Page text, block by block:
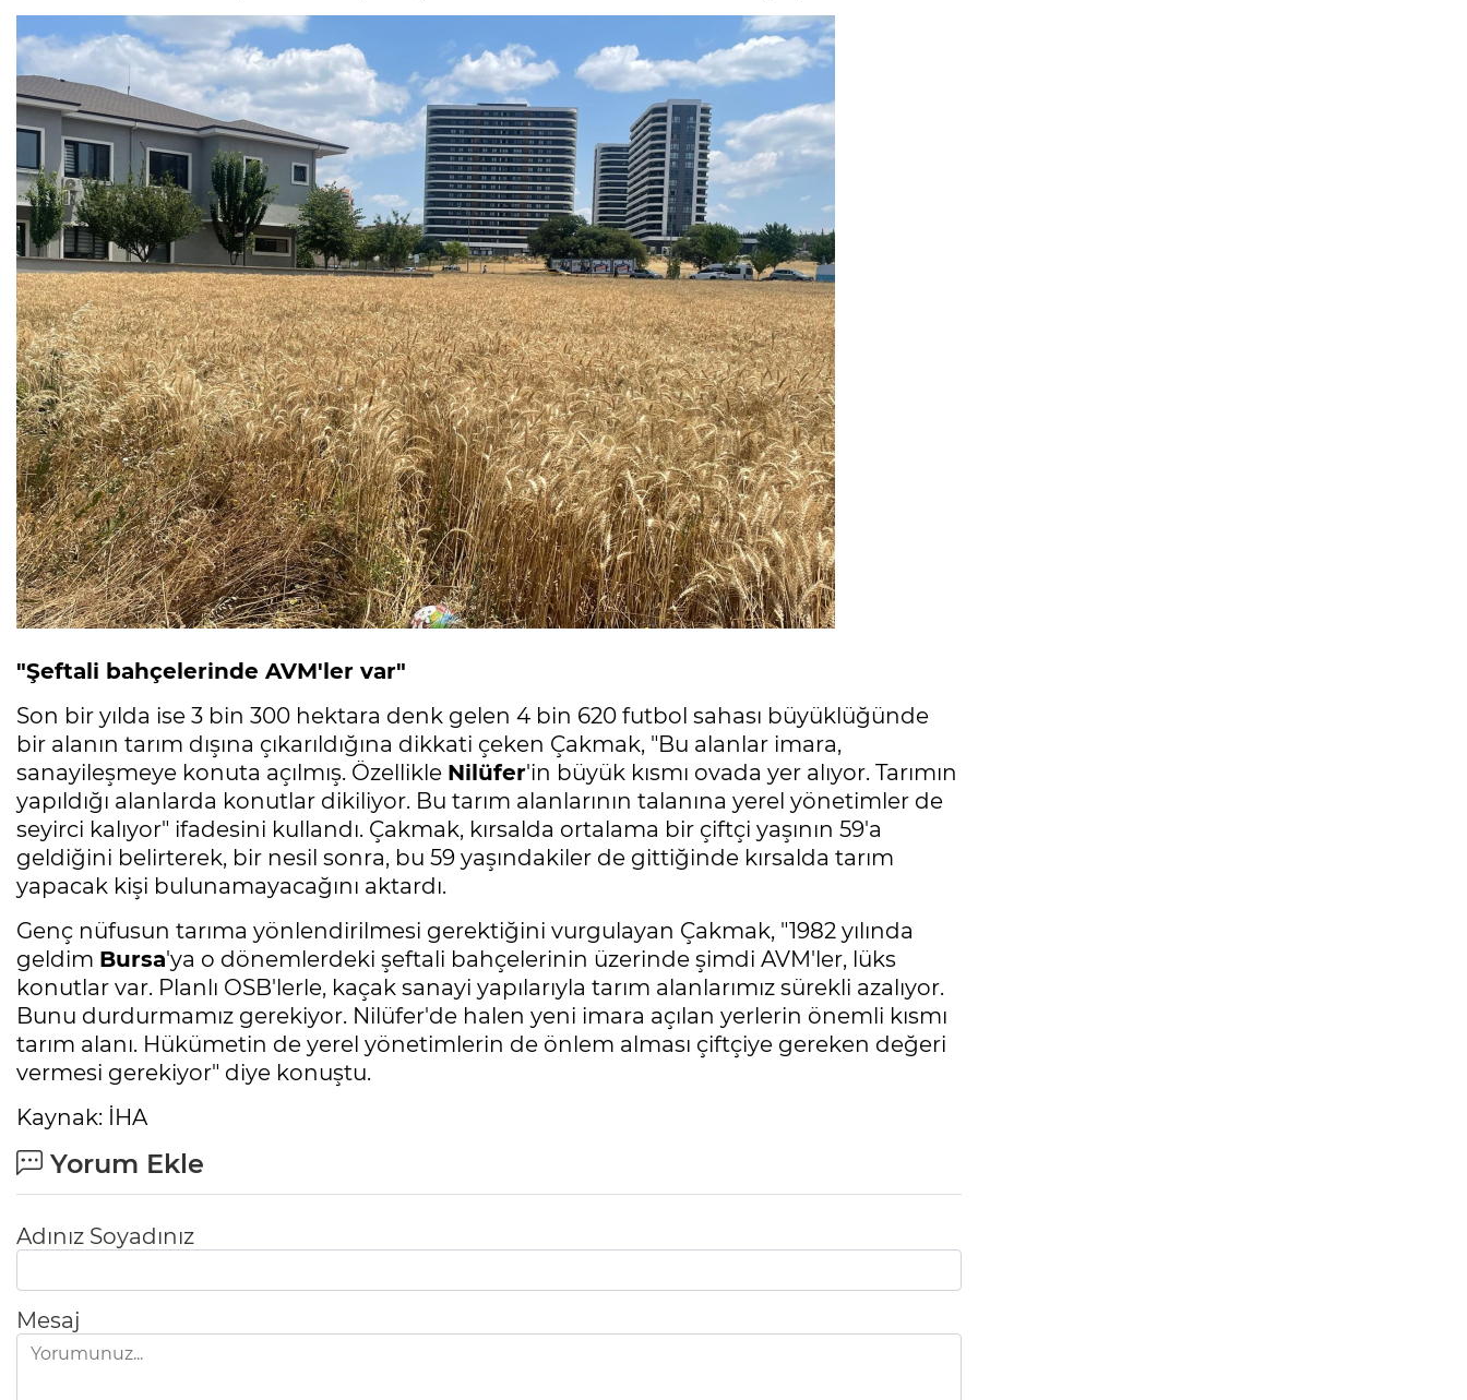
"Şeftali bahçelerinde AVM'ler var"
Son bir yılda ise 3 bin 300 hektara denk gelen 4 bin 620 futbol sahası büyüklüğünde
bir alanın tarım dışına çıkarıldığına dikkati çeken Çakmak, "Bu alanlar imara,
sanayileşmeye konuta açılmış. Özellikle Nilüfer'in büyük kısmı ovada yer alıyor. Tarımın
yapıldığı alanlarda konutlar dikiliyor. Bu tarım alanlarının talanına yerel yönetimler de
seyirci kalıyor" ifadesini kullandı. Çakmak, kırsalda ortalama bir çiftçi yaşının 59'a
geldiğini belirterek, bir nesil sonra, bu 59 yaşındakiler de gittiğinde kırsalda tarım
yapacak kişi bulunamayacağını aktardı.
Genç nüfusun tarıma yönlendirilmesi gerektiğini vurgulayan Çakmak, "1982 yılında
geldim Bursa'ya o dönemlerdeki şeftali bahçelerinin üzerinde şimdi AVM'ler, lüks
konutlar var. Planlı OSB'lerle, kaçak sanayi yapılarıyla tarım alanlarımız sürekli azalıyor.
Bunu durdurmamız gerekiyor. Nilüfer'de halen yeni imara açılan yerlerin önemli kısmı
tarım alanı. Hükümetin de yerel yönetimlerin de önlem alması çiftçiye gereken değeri
vermesi gerekiyor" diye konuştu.
Kaynak: İHA
Yorum Ekle
Adınız Soyadınız
Mesaj